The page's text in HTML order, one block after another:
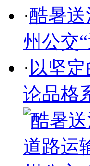
·酷暑
州公交
·以坚
论品格